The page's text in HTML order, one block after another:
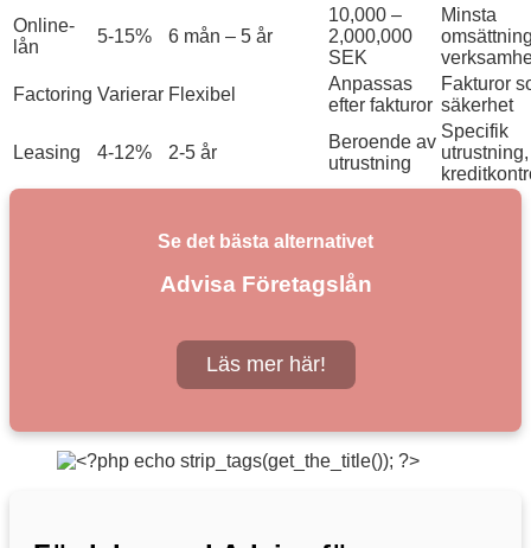
Online-
lån
5-15% 6 mån – 5 år
10,000 –
2,000,000
SEK
Minsta
Factoring Varierar Flexibel
Anpassas
efter fakturor
Fakturor
säkerhet
Leasing 4-12% 2-5 år
Beroende av
utrustning
Specifik
utrustning,
Se det bästa alternativet
Advisa Företagslån
Läs mer här!